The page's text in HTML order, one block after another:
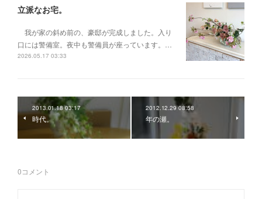
立派なお宅。
我が家の斜め前の、豪邸が完成しました。入り
口には警備室。夜中も警備員が座っています。…
2026.05.17 03:33
2013.01.18 03:17
時代。
2012.12.29 08:58
年の瀬。
0コメント